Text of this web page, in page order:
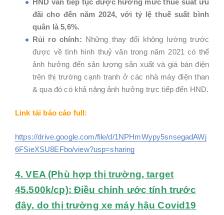
đãi cho đến năm 2024, với tỷ lệ thuế suất bình
quân là 5,6%.
Rủi ro chính: Những thay đổi không lường trước
được về tình hình thuỷ văn trong năm 2021 có thể
ảnh hưởng đến sản lượng sản xuất và giá bán điện
trên thị trường cạnh tranh ở các nhà máy điện than
& qua đó có khả năng ảnh hưởng trực tiếp đến HND.
Link tải báo cáo full:
https://drive.google.com/file/d/1NPHmWypy5snsegadAWj
6FSieXSU8EFbo/view?usp=sharing
4. VEA (Phù hợp thị trường, target
45.500k/cp): Điều chỉnh ước tính trước
đây, do thị trường xe máy hậu Covid19